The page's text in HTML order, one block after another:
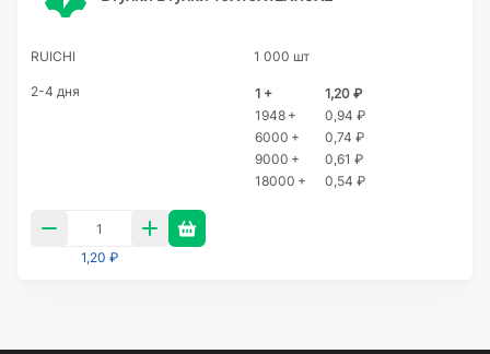
RUICHI 1 000 шт
2-4 дня 1 +
1,20 ₽
1948 +
0,94 ₽
6000 +
0,74 ₽
9000 +
0,61 ₽
18000 +
0,54 ₽
1,20 ₽